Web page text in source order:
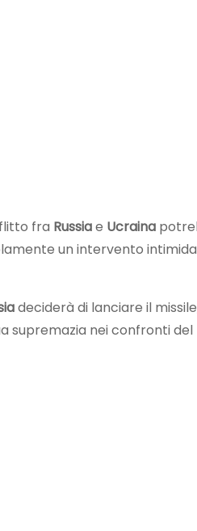
fra Russiae Ucraina
un intervento
deciderà di lanciare il
supremazia nei confronti del